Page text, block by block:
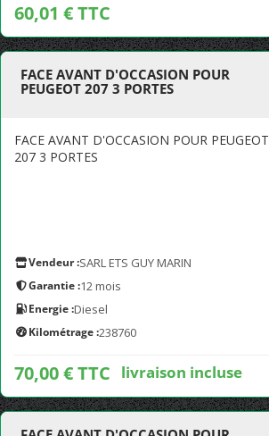
60,01 € TTC
FACE AVANT D'OCCASION POUR
PEUGEOT 207 3 PORTES
FACE AVANT D'OCCASION POUR PEUGEOT
207 3 PORTES
Vendeur :SARL ETS GUY MARIN
Garantie :12 mois
Energie :Diesel
Kilométrage :238760
70,00 € TTC livraison incluse